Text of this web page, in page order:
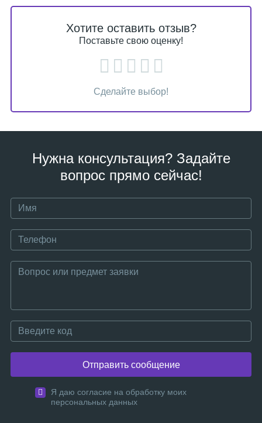
Хотите оставить отзыв?
Поставьте свою оценку!
Сделайте выбор!
Нужна консультация? Задайте
вопрос прямо сейчас!
Отправить сообщение
Я даю согласие на обработку моих
персональных данных